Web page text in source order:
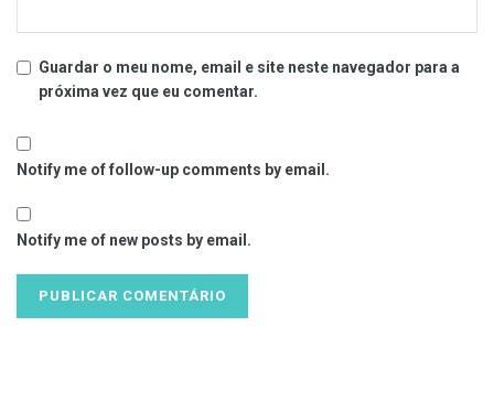
Guardar o meu nome, email e site neste navegador para a
próxima vez que eu comentar.
Notify me of follow-up comments by email.
Notify me of new posts by email.